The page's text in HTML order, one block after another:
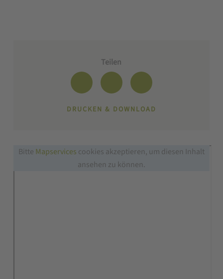
Teilen
DRUCKEN & DOWNLOAD
Bitte Mapservices cookies akzeptieren, um diesen Inhalt
ansehen zu können.